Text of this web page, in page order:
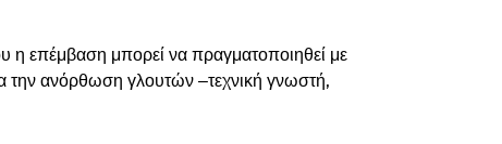
η επέμβαση μπορεί να πραγματοποιηθεί με
την ανόρθωση γλουτών –τεχνική γνωστή,